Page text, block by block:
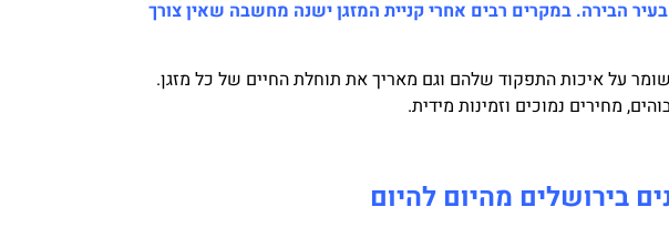
הבירה. במקרים רבים אחרי קניית המזגן ישנה מחשבה שאין צורך
שומר על איכות התפקוד שלהם וגם מאריך את תוחלת החיים של כל מזגן.
מחירים נמוכים וזמינות מידית.
בירושלים מהיום להיום